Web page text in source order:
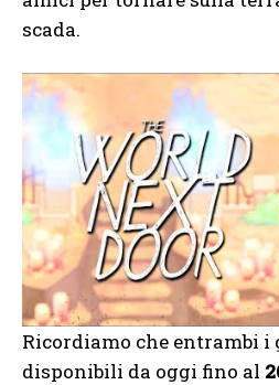
scada.
Ricordiamo che entrambi i
disponibili da oggi fino al